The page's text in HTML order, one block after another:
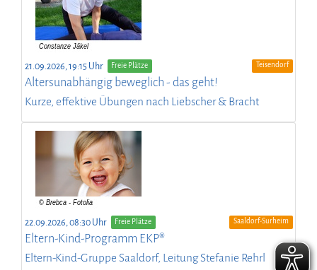
21.09.2026, 19:15 Uhr Freie Plätze Teisendorf
Altersunabhängig beweglich - das geht!
Kurze, effektive Übungen nach Liebscher & Bracht
22.09.2026, 08:30 Uhr Freie Plätze Saaldorf-Surheim
Eltern-Kind-Programm EKP®
Eltern-Kind-Gruppe Saaldorf, Leitung Stefanie Rehrl